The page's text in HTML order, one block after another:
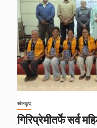
खेलकूद
गिरिप्रेमीतर्फे सर्व